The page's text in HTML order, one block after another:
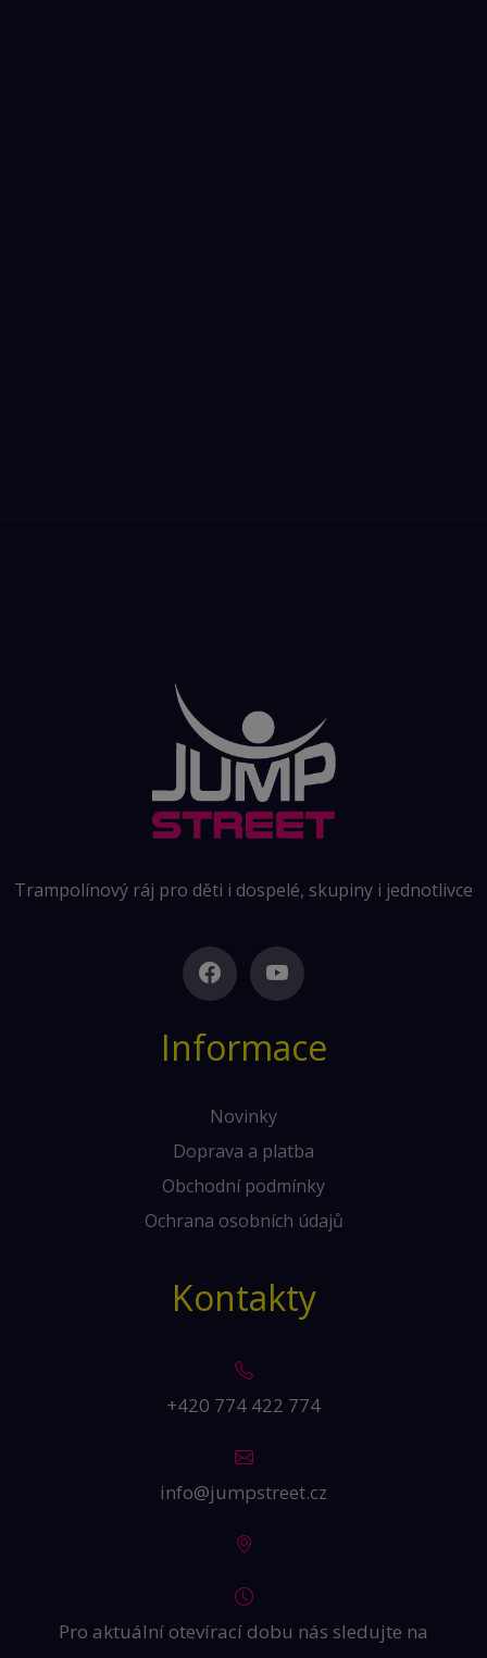
Trampolínový ráj pro děti i dospelé, skupiny i jednotlivce
Informace
Novinky
Doprava a platba
Obchodní podmínky
Ochrana osobních údajů
Kontakty
+420 774 422 774
info@jumpstreet.cz
Pro aktuální otevírací dobu nás sledujte na